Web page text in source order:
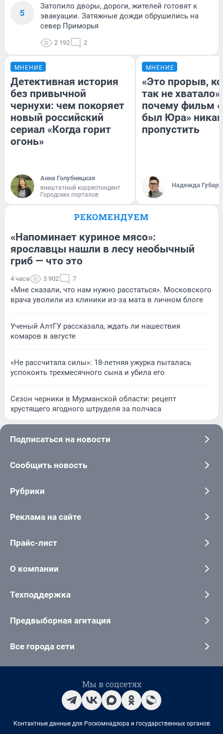
5
Затопило дворы, дороги, жителей готовят к
эвакуации. Затяжные дожди обрушились на
север Приморья
2 192 2
МНЕНИЕ
Детективная история
без привычной
чернухи: чем покоряет
новый российский
сериал «Когда горит
огонь»
Анна Голубницкая
внештатный корреспондент
Городских порталов
МНЕНИЕ
«Это прорыв,
так не хватало»:
почему фильм
был Юра»
пропустить
Надежда Губарь
РЕКОМЕНДУЕМ
«Напоминает куриное мясо»:
ярославцы нашли в лесу необычный
гриб — что это
4 часа 3 902 7
«Мне сказали, что нам нужно расстаться». Московского
врача уволили из клиники из-за мата в личном блоге
Ученый АлтГУ рассказала, ждать ли нашествия
комаров в августе
«Не рассчитала силы»: 18-летняя ужурка пыталась
успокоить трехмесячного сына и убила его
Сезон черники в Мурманской области: рецепт
хрустящего ягодного штруделя за полчаса
Подписаться на новости
Сообщить новость
Рубрики
Реклама на сайте
Прайс-лист
О компании
Техподдержка
Предвыборная агитация
Все города сети
Мы в соцсетях
Контактные данные для Роскомнадзора и государственных органов